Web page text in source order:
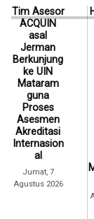
Tim Asesor
ACQUIN
asal
Jerman
Berkunjung
ke UIN
Mataram
guna
Proses
Asesmen
Akreditasi
Internasion
al
Jumat, 7
Agustus 2026